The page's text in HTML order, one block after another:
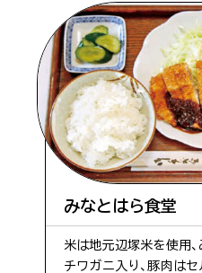
みなとはら食堂
米は地元辺塚米を使用
チワガニ入り、豚肉は